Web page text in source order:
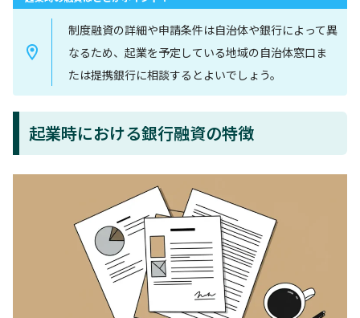
制度融資の詳細や申請条件は自治体や銀行によって異
なるため、起業を予定している地域の自治体窓口ま
たは提携銀行に相談するとよいでしょう。
起業時における銀行融資の特徴